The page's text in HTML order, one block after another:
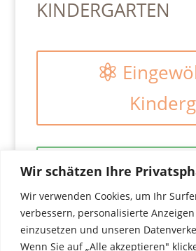
Wir schätzen Ihre
Wir verwenden Cookies, um Ihr
verbessern, personalisierte
einzusetzen und unseren
Wenn Sie auf „Alle akzeptieren"
KINDERGARTEN